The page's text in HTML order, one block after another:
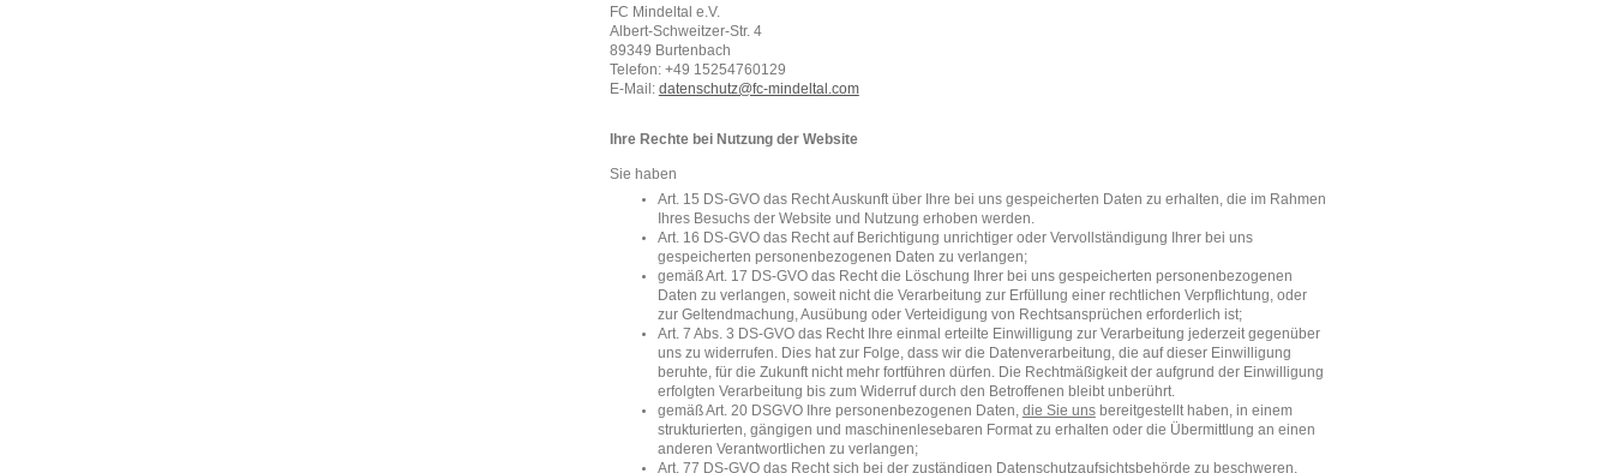
FC Mindeltal e.V.
Albert-Schweitzer-Str. 4
89349 Burtenbach
Telefon: +49 15254760129
E-Mail: datenschutz@fc-mindeltal.com
Ihre Rechte bei Nutzung der Website
Sie haben
Art. 15 DS-GVO das Recht Auskunft über Ihre bei uns gespeicherten Daten zu erhalten, die im Rahmen
Ihres Besuchs der Website und Nutzung erhoben werden.
Art. 16 DS-GVO das Recht auf Berichtigung unrichtiger oder Vervollständigung Ihrer bei uns
gespeicherten personenbezogenen Daten zu verlangen;
gemäß Art. 17 DS-GVO das Recht die Löschung Ihrer bei uns gespeicherten personenbezogenen
Daten zu verlangen, soweit nicht die Verarbeitung zur Erfüllung einer rechtlichen Verpflichtung, oder
zur Geltendmachung, Ausübung oder Verteidigung von Rechtsansprüchen erforderlich ist;
Art. 7 Abs. 3 DS-GVO das Recht Ihre einmal erteilte Einwilligung zur Verarbeitung jederzeit gegenüber
uns zu widerrufen. Dies hat zur Folge, dass wir die Datenverarbeitung, die auf dieser Einwilligung
beruhte, für die Zukunft nicht mehr fortführen dürfen. Die Rechtmäßigkeit der aufgrund der Einwilligung
erfolgten Verarbeitung bis zum Widerruf durch den Betroffenen bleibt unberührt.
gemäß Art. 20 DSGVO Ihre personenbezogenen Daten, die Sie unsbereitgestellt haben, in einem
strukturierten, gängigen und maschinenlesebaren Format zu erhalten oder die Übermittlung an einen
anderen Verantwortlichen zu verlangen;
Art. 77 DS-GVO das Recht sich bei der zuständigen Datenschutzaufsichtsbehörde zu beschweren,